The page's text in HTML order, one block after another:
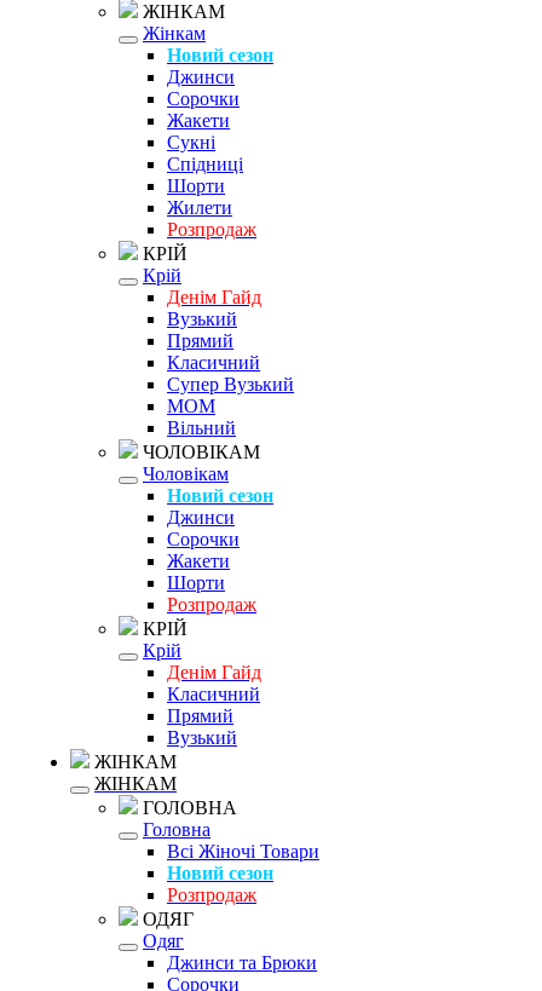
ЖІНКАМ
Жінкам
Новий сезон
Джинси
Сорочки
Жакети
Сукні
Спідниці
Шорти
Жилети
Розпродаж
КРІЙ
Крій
Денім Гайд
Вузький
Прямий
Класичний
Супер Вузький
MOM
Вільний
ЧОЛОВІКАМ
Чоловікам
Новий сезон
Джинси
Сорочки
Жакети
Шорти
Розпродаж
КРІЙ
Крій
Денім Гайд
Класичний
Прямий
Вузький
ЖІНКАМ
ЖІНКАМ
ГОЛОВНА
Головна
Всі Жіночі Товари
Новий сезон
Розпродаж
ОДЯГ
Одяг
Джинси та Брюки
Сорочки